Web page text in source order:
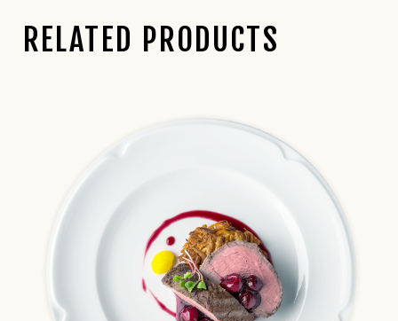
RELATED PRODUCTS